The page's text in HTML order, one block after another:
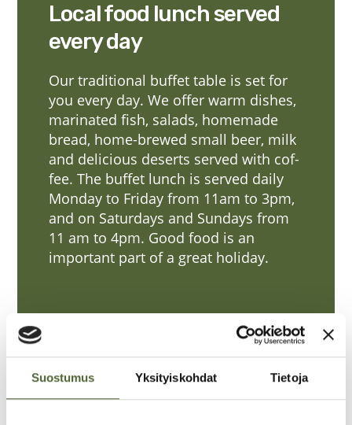
Suostumus Yksityiskohdat Tietoja
Local food lunch served
every day
Our tra­di­tio­nal buf­fet table is set for
you eve­ry day. We offer warm dis­hes,
mari­na­ted fish, salads, home­ma­de
bread, home-brewed small beer, milk
and delicious deserts ser­ved with cof­
fee. The buf­fet lunch is ser­ved dai­ly
Mon­day to Fri­day from 11am to 3pm,
and on Satur­days and Sun­days from
11 am to 4pm. Good food is an
impor­tant part of a great holiday.
Catering services